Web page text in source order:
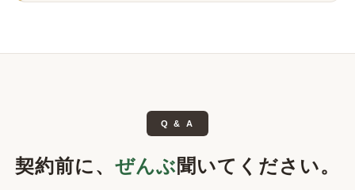
Q & A
契約前に、ぜんぶ聞いてください。